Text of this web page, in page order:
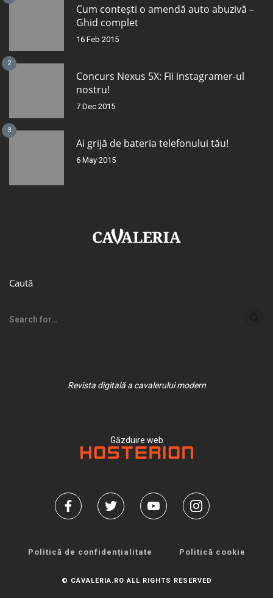
Cum contești o amendă auto abuzivă –
Ghid complet
16 Feb 2015
2
Concurs Nexus 5X: Fii instagramer-ul
nostru!
7 Dec 2015
3
Ai grijă de bateria telefonului tău!
6 May 2015
Caută
Revista digitală a cavalerului modern
Găzduire web
Politică de confidențialitate Politică cookie
© CAVALERIA.RO ALL RIGHTS RESERVED